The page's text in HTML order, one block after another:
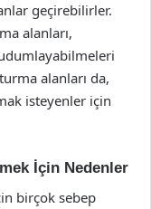
geçirebilirler.
alanları,
alanları da,
isteyenler için
İçin Nedenler
birçok sebep